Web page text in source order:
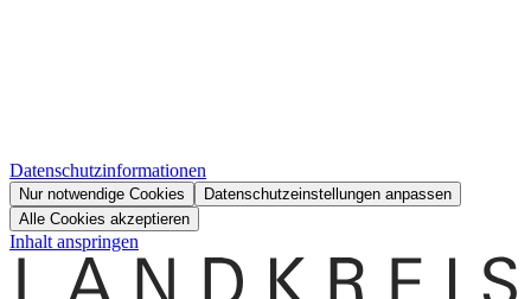
Datenschutzinformationen
Nur notwendige Cookies
Datenschutzeinstellungen anpassen
Alle Cookies akzeptieren
Inhalt anspringen